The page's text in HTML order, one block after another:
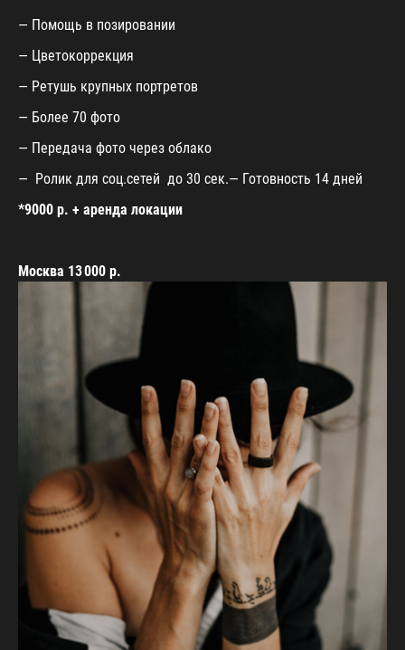
— Помощь в позировании
— Цветокоррекция
— Ретушь крупных портретов
— Более 70 фото
— Передача фото через облако
— Ролик для соц.сетей до 30 сек.— Готовность 14 дней
*9000 р. + аренда локации
Москва 13 000 р.